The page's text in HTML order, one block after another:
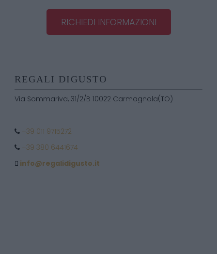
RICHIEDI INFORMAZIONI
REGALI DIGUSTO
Via Sommariva, 31/2/B 10022 Carmagnola(TO)
+39 011 9715272
+39 380 6441674
info@regalidigusto.it